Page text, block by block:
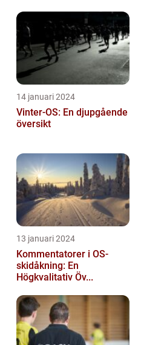
14 januari 2024
Vinter-OS: En djupgående
översikt
13 januari 2024
Kommentatorer i OS-
skidåkning: En
Högkvalitativ Öv...